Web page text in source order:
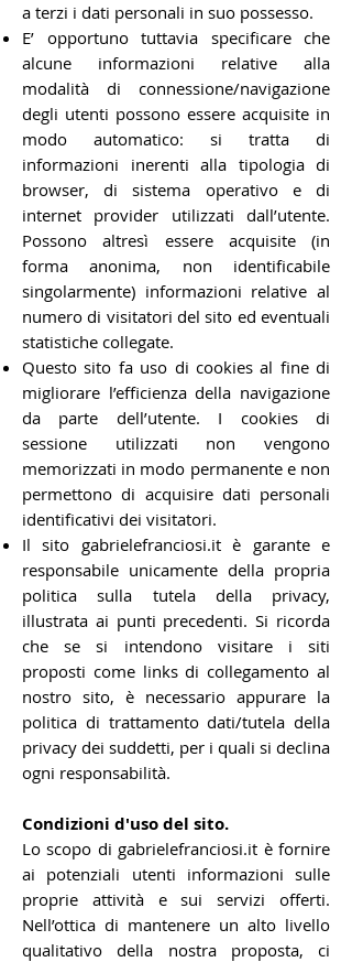
a terzi i dati personali in suo possesso.
E’ opportuno tuttavia specificare che
alcune informazioni relative alla
modalità di connessione/navigazione
degli utenti possono essere acquisite in
modo automatico: si tratta di
informazioni inerenti alla tipologia di
browser, di sistema operativo e di
internet provider utilizzati dall’utente.
Possono altresì essere acquisite (in
forma anonima, non identificabile
singolarmente) informazioni relative al
numero di visitatori del sito ed eventuali
statistiche collegate.
Questo sito fa uso di cookies al fine di
migliorare l’efficienza della navigazione
da parte dell’utente. I cookies di
sessione utilizzati non vengono
memorizzati in modo permanente e non
permettono di acquisire dati personali
identificativi dei visitatori.
Il sito gabrielefranciosi.it è garante e
responsabile unicamente della propria
politica sulla tutela della privacy,
illustrata ai punti precedenti. Si ricorda
che se si intendono visitare i siti
proposti come links di collegamento al
nostro sito, è necessario appurare la
politica di trattamento dati/tutela della
privacy dei suddetti, per i quali si declina
ogni responsabilità.
Condizioni d'uso del sito.
Lo scopo di gabrielefranciosi.it è fornire
ai potenziali utenti informazioni sulle
proprie attività e sui servizi offerti.
Nell’ottica di mantenere un alto livello
qualitativo della nostra proposta, ci